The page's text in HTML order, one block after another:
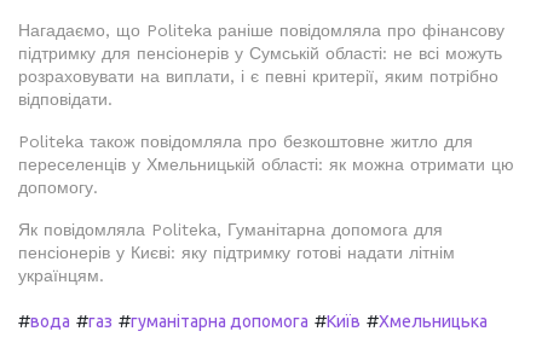
Нагадаємо, що Politeka раніше повідомляла про фінансову
підтримку для пенсіонерів у Сумській області: не всі можуть
розраховувати на виплати, і є певні критерії, яким потрібно
відповідати.
Politeka також повідомляла про безкоштовне житло для
переселенців у Хмельницькій області: як можна отримати цю
допомогу.
Як повідомляла Politeka, Гуманітарна допомога для
пенсіонерів у Києві: яку підтримку готові надати літнім
українцям.
#вода #газ #гуманітарна допомога #Київ #Хмельницька